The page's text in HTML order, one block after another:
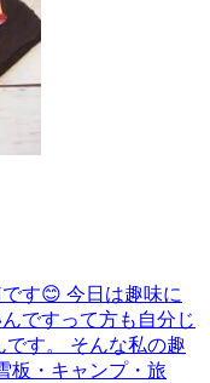
す😊 今日は趣味に
ですって方も自分じ
す。 そんな私の趣
板・キャンプ・旅